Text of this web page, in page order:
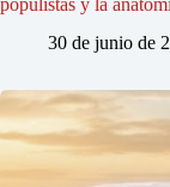
30 de junio de